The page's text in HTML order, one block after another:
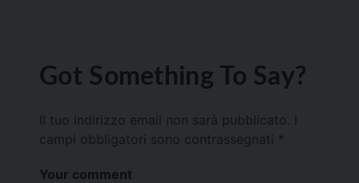
Got Something To Say?
Il tuo indirizzo email non sarà pubblicato.
campi obbligatori sono contrassegnati *
Your comment